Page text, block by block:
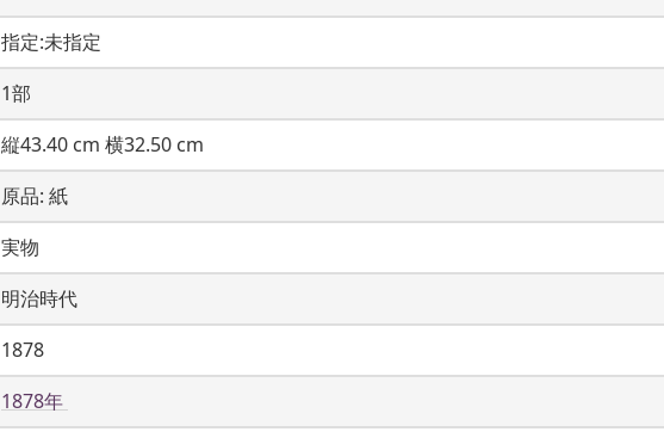
指定:未指定
1部
縦43.40 cm 横32.50 cm
原品: 紙
実物
明治時代
1878
1878年